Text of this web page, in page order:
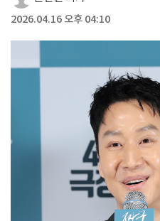
2026.04.16 오후 04:10